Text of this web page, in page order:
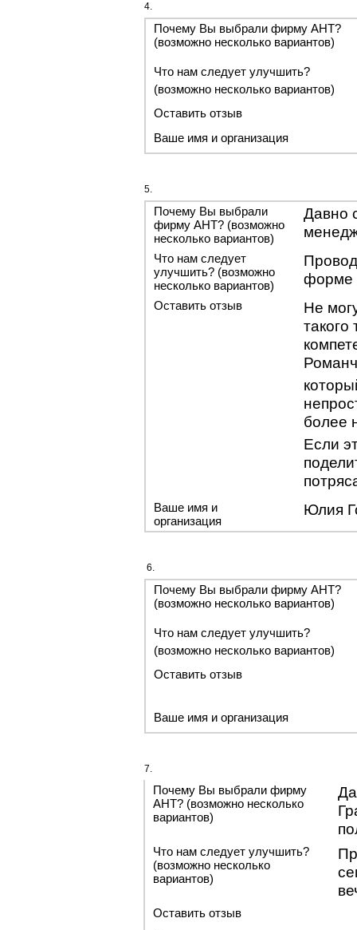
4.
Почему Вы выбрали фирму АНТ?
(возможно несколько вариантов)
Что нам следует улучшить?
(возможно несколько вариантов)
Оставить отзыв
Ваше имя и организация
5.
Почему Вы выбрали
фирму АНТ? (возможно
несколько вариантов)
Давно
Что нам следует
улучшить? (возможно
несколько вариантов)
форме
Оставить отзыв
Не
такого
более
Если
Ваше имя и
организация
Юлия
6.
Почему Вы выбрали фирму АНТ?
(возможно несколько вариантов)
Что нам следует улучшить?
(возможно несколько вариантов)
Оставить отзыв
Ваше имя и организация
7.
Почему Вы выбрали фирму
АНТ? (возможно несколько
вариантов)
Что нам следует улучшить?
(возможно несколько
вариантов)
Оставить отзыв